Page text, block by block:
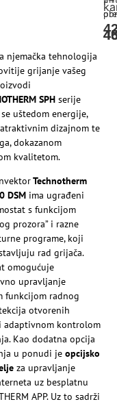
njemačka tehnologija
grijanje vašeg
SPH serije
uštedom energije,
dizajnom te
dokazanom
kvalitetom.
Technotherm
DSM ima ugrađeni
s funkcijom
prozora” i razne
programe, koji
rad grijača.
omogućuje
upravljanje
funkcijom radnog
otvorenih
adaptivnom kontrolom
Kao dodatna opcija
u ponudi je opcijsko
za upravljanje
uz besplatnu
APP. Uz to sadrži